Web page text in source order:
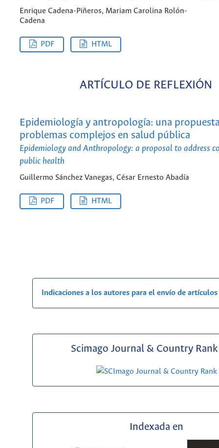
Enrique Cadena-Piñeros, Mariam Carolina Rolón-
Cadena
PDF HTML
ARTÍCULO DE REFLEXIÓN
Epidemiología y antropología: una
problemas complejos en salud pública
Epidemiology and Anthropology: a proposal to address
public health
Guillermo Sánchez Vanegas, César Ernesto Abadía
PDF HTML
Indicaciones a los autores para el envío de artículos
Scimago Journal & Country Rank
Indexada en